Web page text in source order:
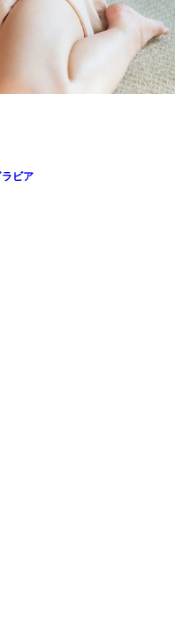
ビア